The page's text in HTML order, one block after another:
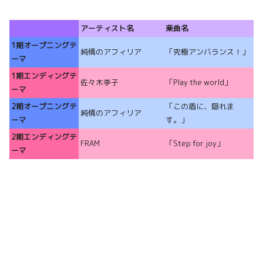
アーティスト名
楽曲名
1期オープニングテ
ーマ
純情のアフィリア 「究極アンバランス！」
1期エンディングテ
ーマ
佐々木李子 「Play the world」
2期オープニングテ
ーマ
純情のアフィリア
「この盾に、隠れま
す。」
2期エンディングテ
ーマ
FRAM 「Step for joy」